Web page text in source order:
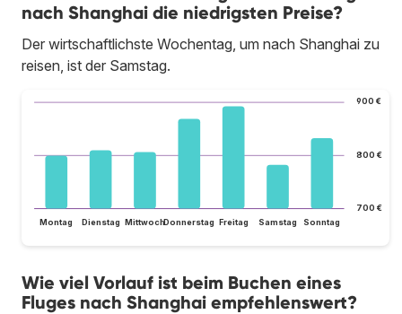
nach Shanghai die niedrigsten Preise?
Der wirtschaftlichste Wochentag, um nach Shanghai zu
reisen, ist der Samstag.
700 €
800 €
900 €
Montag Dienstag MittwochDonnerstag Freitag Samstag Sonntag
Wie viel Vorlauf ist beim Buchen eines
Fluges nach Shanghai empfehlenswert?